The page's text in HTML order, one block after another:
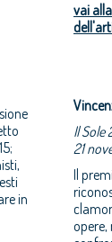
in
vai
Il Sole
21
Il